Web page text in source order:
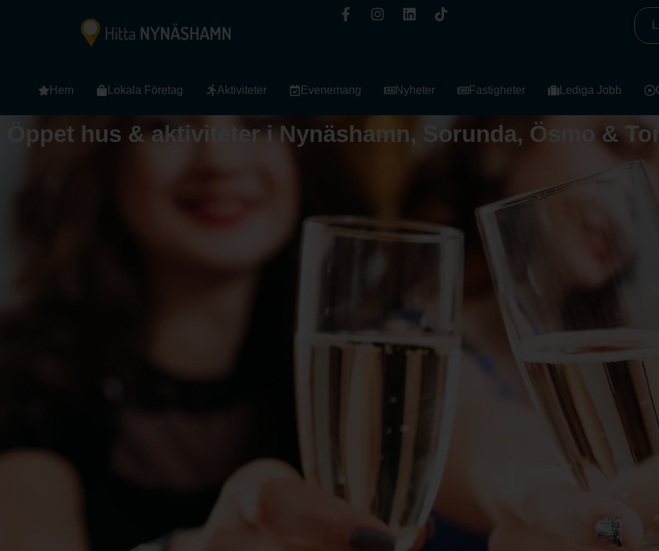
Hem Lokala Företag Aktiviteter Evenemang Nyheter Fastigheter Lediga Jobb
Öppet hus & aktiviteter i Nynäshamn, Sorunda, Ösmo &